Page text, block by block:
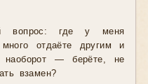
вопрос: где у меня
отдаёте другим и
наоборот — берёте, не
взамен?